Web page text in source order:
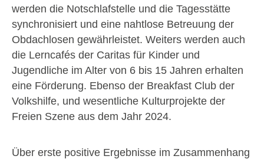
werden die Notschlafstelle und die Tagesstätte
synchronisiert und eine nahtlose Betreuung der
Obdachlosen gewährleistet. Weiters werden auch
die Lerncafés der Caritas für Kinder und
Jugendliche im Alter von 6 bis 15 Jahren erhalten
eine Förderung. Ebenso der Breakfast Club der
Volkshilfe, und wesentliche Kulturprojekte der
Freien Szene aus dem Jahr 2024.
Über erste positive Ergebnisse im Zusammenhang